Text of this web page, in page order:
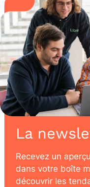
La
Recevez un
dans votre boîte
découvrir les